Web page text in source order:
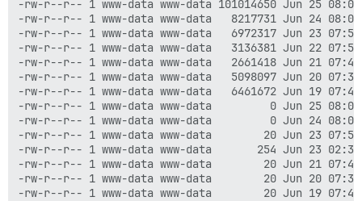
-rw-r--r-- 1 www-data www-data 101014650 Jun 25
-rw-r--r-- 1 www-data www-data   8217731 Jun 24
-rw-r--r-- 1 www-data www-data   6972317 Jun 23
-rw-r--r-- 1 www-data www-data   3136381 Jun 22
-rw-r--r-- 1 www-data www-data   2661418 Jun 21
-rw-r--r-- 1 www-data www-data   5098097 Jun 20
-rw-r--r-- 1 www-data www-data   6461672 Jun 19
-rw-r--r-- 1 www-data www-data         0 Jun 25
-rw-r--r-- 1 www-data www-data         0 Jun 24
-rw-r--r-- 1 www-data www-data        20 Jun 23
-rw-r--r-- 1 www-data www-data       254 Jun 23
-rw-r--r-- 1 www-data www-data        20 Jun 21
-rw-r--r-- 1 www-data www-data        20 Jun 20
-rw-r--r-- 1 www-data www-data        20 Jun 19